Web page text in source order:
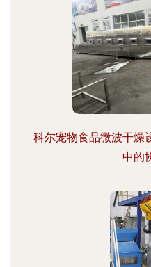
科尔宠物食品微波干燥
中的